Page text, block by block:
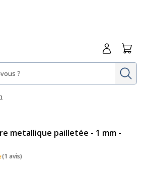
Me
metallique pailletée - 1 mm -
(1 avis)